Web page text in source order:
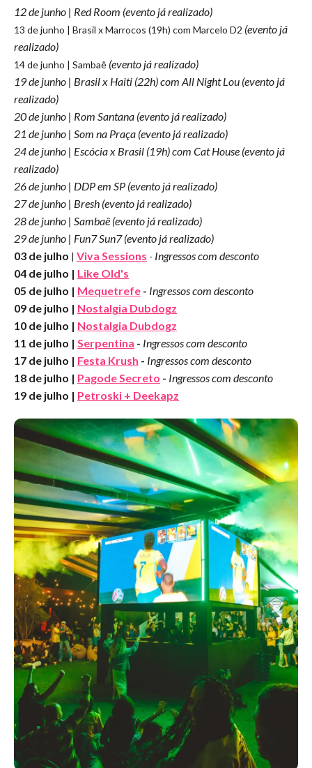
12 de junho | Red Room (evento já realizado)
13 de junho | Brasil x Marrocos (19h) com Marcelo D2 (evento já
realizado)
14 de junho | Sambaê (evento já realizado)
19 de junho | Brasil x Haiti (22h) com All Night Lou (evento já
realizado)
20 de junho | Rom Santana (evento já realizado)
21 de junho | Som na Praça (evento já realizado)
24 de junho | Escócia x Brasil (19h) com Cat House (evento já
realizado)
26 de junho | DDP em SP (evento já realizado)
27 de junho | Bresh (evento já realizado)
28 de junho | Sambaê (evento já realizado)
29 de junho | Fun7 Sun7 (evento já realizado)
03 de julho | Viva Sessions - Ingressos com desconto
04 de julho | Like Old's
05 de julho | Mequetrefe - Ingressos com desconto
09 de julho | Nostalgia Dubdogz
10 de julho | Nostalgia Dubdogz
11 de julho | Serpentina - Ingressos com desconto
17 de julho | Festa Krush - Ingressos com desconto
18 de julho | Pagode Secreto - Ingressos com desconto
19 de julho | Petroski + Deekapz